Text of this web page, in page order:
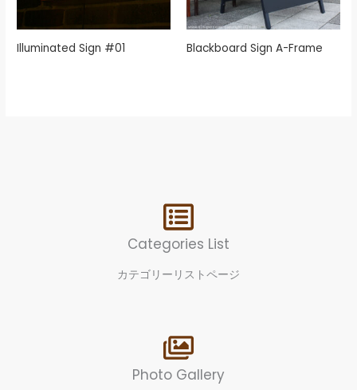
Illuminated Sign #01 Blackboard Sign A-Frame
Categories List
カテゴリーリストページ
Photo Gallery